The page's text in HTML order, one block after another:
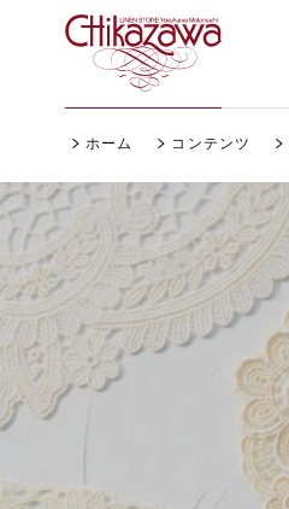
ホーム コンテンツ